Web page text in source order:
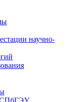
научно-
СПбГЭУ